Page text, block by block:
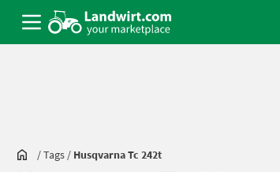
/Tags / Husqvarna Tc 242t